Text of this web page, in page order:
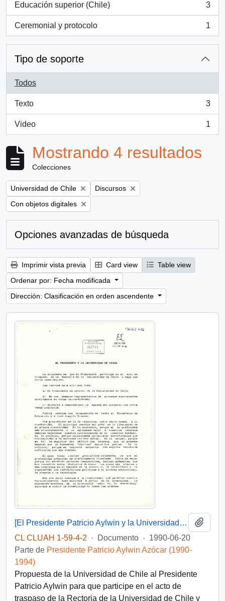
Educación superior (Chile)
, 3 resultados
3
Ceremonial y protocolo
, 1 resultados
1
Tipo de soporte
Todos
Texto
, 3 resultados
3
Video
, 1 resultados
1
Mostrando 4 resultados
Colecciones
Remove filter:
Universidad de Chile Remove filter:
Discursos
Remove filter:
Con objetos digitales
Opciones avanzadas de búsqueda
Imprimir vista previa Card view
Table view
Ordenar por: Fecha modificada
Dirección: Clasificación en orden ascendente
[El Presidente Patricio Aylwin y la Universidad de Chile]
CL CLUAH 1-59-4-2
· Documento · 1990-06-20
Parte de Presidente Patricio Aylwin Azócar (1990-
1994)
Propuesta de la Universidad de Chile al Presidente
Patricio Aylwin para que participe en el acto de
traspaso de la Rectoria de la Universidad de Chile y